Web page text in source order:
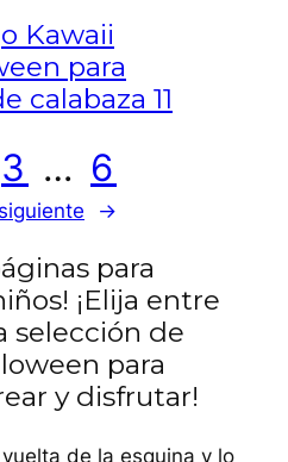
Kawaii
para
calabaza 11
3 … 6
→
para
¡Elija entre
selección de
para
y disfrutar!
de la esquina y lo